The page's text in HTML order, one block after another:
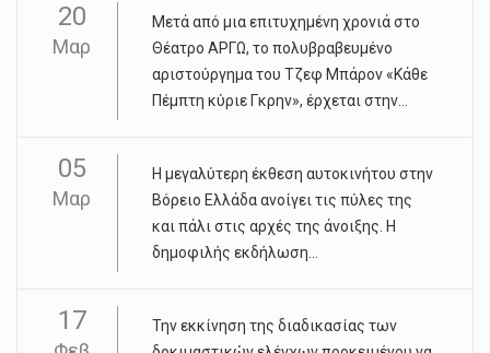
20
Μαρ
Μετά από μια επιτυχημένη χρονιά στο
Θέατρο ΑΡΓΩ, το πολυβραβευμένο
αριστούργημα του Τζεφ Μπάρον «Κάθε
Πέμπτη κύριε Γκρην», έρχεται στην...
05
Μαρ
Η μεγαλύτερη έκθεση αυτοκινήτου στην
Βόρειο Ελλάδα ανοίγει τις πύλες της
και πάλι στις αρχές της άνοιξης. Η
δημοφιλής εκδήλωση...
17
Την εκκίνηση της διαδικασίας των